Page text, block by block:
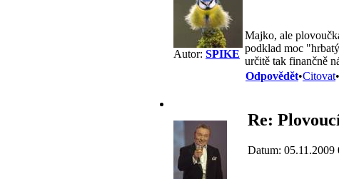
Autor: SPIKE
Majko, ale
podklad moc
určitě tak finančně
Odpovědět•Citovat•
Re:
Datum: 05.11.2009